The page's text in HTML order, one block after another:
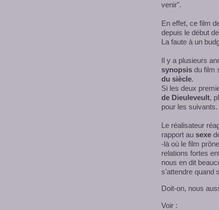
venir".
En effet, ce film
depuis le début
La faute à un
Il y a plusieurs
synopsis du film
du siècle.
Si les deux
de Dieuleveult,
pour les suivants.
Le réalisateur
rapport au sexe
-là où le film
relations fortes
nous en dit
s'attendre quand
Doit-on, nous
Voir :